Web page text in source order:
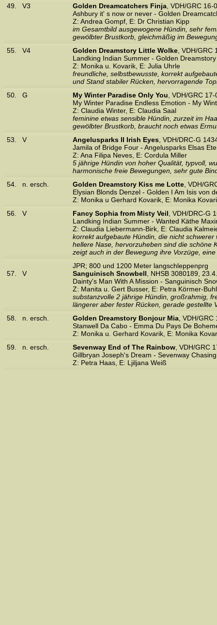
49.
V3 Golden Dreamcatchers Finja , VDH/GRC
Ashbury it' s now or never - Golden
Z: Andrea Gompf, E: Dr Christian Kipp
im Gesamtbild ausgewogene Hündin, sehr
gewölbter Brustkorb, gleichmäßig im
55.
V4 Golden Dreamstory Little Wolke , VDH/
Landking Indian Summer - Golden
Z: Monika u. Kovarik, E: Julia Uhrle
freundliche, selbstbewusste, korrekt
und Stand stabiler Rücken, hervorragende
50.
G My Winter Paradise Only You , VDH/GRC
My Winter Paradise Endless Emotion - My
Z: Claudia Winter, E: Claudia Saal
feminine etwas sensible Hündin, zurzeit im
gewölbter Brustkorb, braucht noch etwas
53.
V Angelusparks II Irish Eyes , VDH/DRC-G
Jamila of Bridge Four - Angelusparks Elsas
Z: Ana Filipa Neves, E: Cordula Miller
5 jährige Hündin von hoher Qualität, typvoll,
harmonische freie Bewegungen, sehr gute
54.
n. ersch. Golden Dreamstory Kiss me Lotte , VDH/
Elysian Blonds Denzel - Golden I Am Isis von
Z: Monika u Gerhard Kovarik, E: Monika
56.
V Fancy Sophia from Misty Veil , VDH/DRC-G
Landking Indian Summer - Wanted Käthe
Z: Claudia Liebermann-Birk, E: Claudia
korrekt aufgebaute Hündin, die nicht
hellere Nase, hervorzuheben sind die schöne
zeigt auch in der Bewegung ihre Vorzüge,
57. V
JPR; 800 und 1200 Meter langschleppenprg
Sanguinisch Snowbell , NHSB 3080189,
Dainty's Man With A Mission - Sanguinisch
Z: Manita u. Gert Busser, E: Petra Körmer-
substanzvolle 2 jährige Hündin, großrahmig,
längerer aber fester Rücken, gerade gestellte
58.
n. ersch. Golden Dreamstory Bonjour Mia , VDH/
Stanwell Da Cabo - Emma Du Pays De
Z: Monika u. Gerhard Kovarik, E: Monika
59.
n. ersch. Sevenway End of The Rainbow , VDH/GRC
Gillbryan Joseph's Dream - Sevenway
Z: Petra Haas, E: Ljiljana Weiß